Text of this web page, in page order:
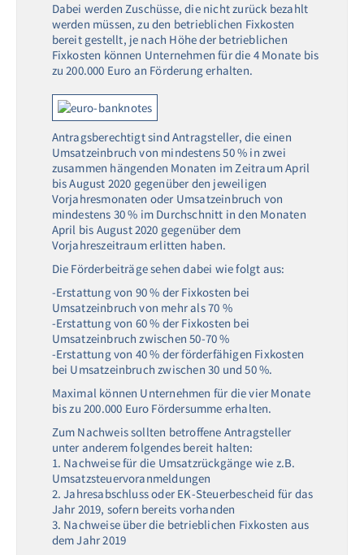
Dabei werden Zuschüsse, die nicht zurück bezahlt
werden müssen, zu den betrieblichen Fixkosten
bereit gestellt, je nach Höhe der betrieblichen
Fixkosten können Unternehmen für die 4 Monate bis
zu 200.000 Euro an Förderung erhalten.
Antragsberechtigt sind Antragsteller, die einen
Umsatzeinbruch von mindestens 50 % in zwei
zusammen hängenden Monaten im Zeitraum April
bis August 2020 gegenüber den jeweiligen
Vorjahresmonaten oder Umsatzeinbruch von
mindestens 30 % im Durchschnitt in den Monaten
April bis August 2020 gegenüber dem
Vorjahreszeitraum erlitten haben.
Die Förderbeiträge sehen dabei wie folgt aus:
-Erstattung von 90 % der Fixkosten bei
Umsatzeinbruch von mehr als 70 %
-Erstattung von 60 % der Fixkosten bei
Umsatzeinbruch zwischen 50-70 %
-Erstattung von 40 % der förderfähigen Fixkosten
bei Umsatzeinbruch zwischen 30 und 50 %.
Maximal können Unternehmen für die vier Monate
bis zu 200.000 Euro Fördersumme erhalten.
Zum Nachweis sollten betroffene Antragsteller
unter anderem folgendes bereit halten:
1. Nachweise für die Umsatzrückgänge wie z.B.
Umsatzsteuervoranmeldungen
2. Jahresabschluss oder EK-Steuerbescheid für das
Jahr 2019, sofern bereits vorhanden
3. Nachweise über die betrieblichen Fixkosten aus
dem Jahr 2019